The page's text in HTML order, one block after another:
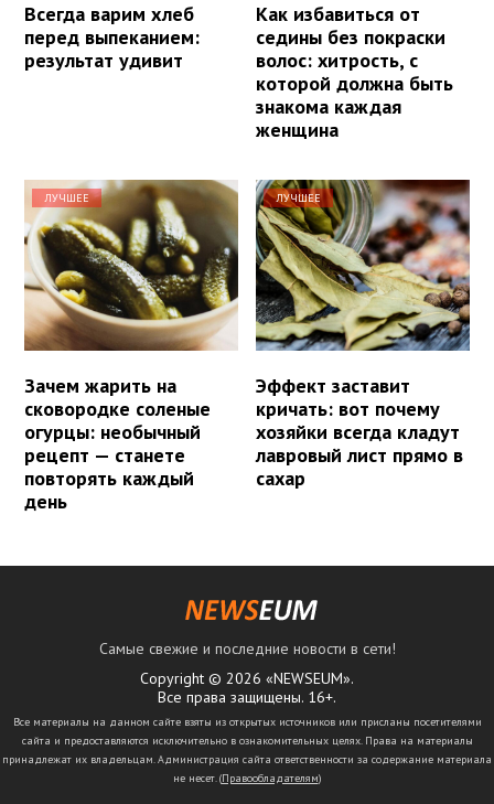
Всегда варим хлеб
перед выпеканием:
результат удивит
Как избавиться от
седины без покраски
волос: хитрость, с
которой должна быть
знакома каждая
женщина
ЛУЧШЕЕ
Зачем жарить на
сковородке соленые
огурцы: необычный
рецепт — станете
повторять каждый
день
ЛУЧШЕЕ
Эффект заставит
кричать: вот почему
хозяйки всегда кладут
лавровый лист прямо в
сахар
Самые свежие и последние новости в сети!
Copyright © 2026 «NEWSEUM».
Все права защищены. 16+.
Все материалы на данном сайте взяты из открытых источников или присланы посетителями
сайта и предоставляются исключительно в ознакомительных целях. Права на материалы
принадлежат их владельцам. Администрация сайта ответственности за содержание материала
не несет. (Правообладателям)